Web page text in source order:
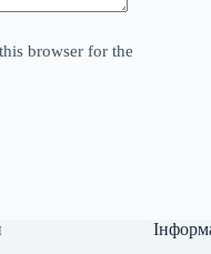
browser for the